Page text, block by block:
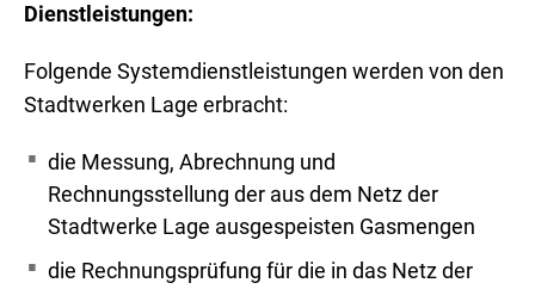
Dienstleistungen:
Folgende Systemdienstleistungen werden von den
Stadtwerken Lage erbracht:
die Messung, Abrechnung und
Rechnungsstellung der aus dem Netz der
Stadtwerke Lage ausgespeisten Gasmengen
die Rechnungsprüfung für die in das Netz der